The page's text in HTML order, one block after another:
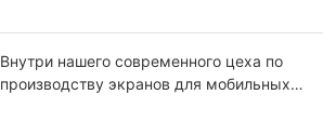
Внутри нашего современного цеха по
производству экранов для мобильных